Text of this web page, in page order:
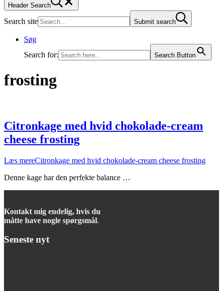
Header Search
Search site Submit search
Søg
Search for:
Search Button
frosting
Citronkage med hvid chokolade-cream
cheese frosting
Læs mereCitronkage med hvid chokolade-cream cheese frosting
Denne kage har den perfekte balance …
Kontakt mig endelig, hvis du
måtte have nogle spørgsmål.
Seneste nyt